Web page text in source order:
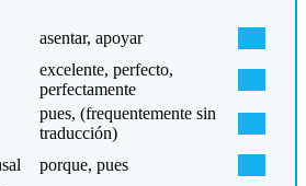
asentar, apoyar
excelente, perfecto,
perfectamente
pues, (frequentemente sin
traducción)
porque, pues